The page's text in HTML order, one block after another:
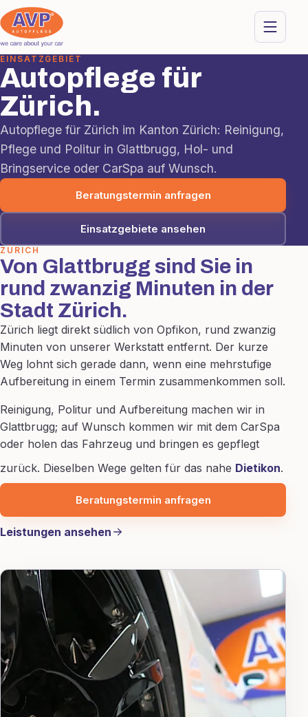
EINSATZGEBIET
Autopflege für
Zürich.
Autopflege für Zürich im Kanton Zürich: Reinigung,
Pflege und Politur in Glattbrugg, Hol- und
Bringservice oder CarSpa auf Wunsch.
Beratungstermin anfragen
Einsatzgebiete ansehen
ZÜRICH
Von Glattbrugg sind Sie in
rund zwanzig Minuten in der
Stadt Zürich.
Zürich liegt direkt südlich von Opfikon, rund zwanzig
Minuten von unserer Werkstatt entfernt. Der kurze
Weg lohnt sich gerade dann, wenn eine mehrstufige
Aufbereitung in einem Termin zusammenkommen soll.
Reinigung, Politur und Aufbereitung machen wir in
Glattbrugg; auf Wunsch kommen wir mit dem CarSpa
oder holen das Fahrzeug und bringen es gepflegt
zurück. Dieselben Wege gelten für das nahe Dietikon.
Beratungstermin anfragen
Leistungen ansehen